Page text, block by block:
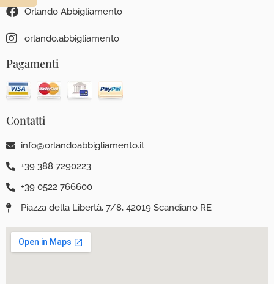
Orlando Abbigliamento
orlando.abbigliamento
Pagamenti
Contatti
info@orlandoabbigliamento.it
+39 388 7290223
+39 0522 766600
Piazza della Libertà, 7/8, 42019 Scandiano RE